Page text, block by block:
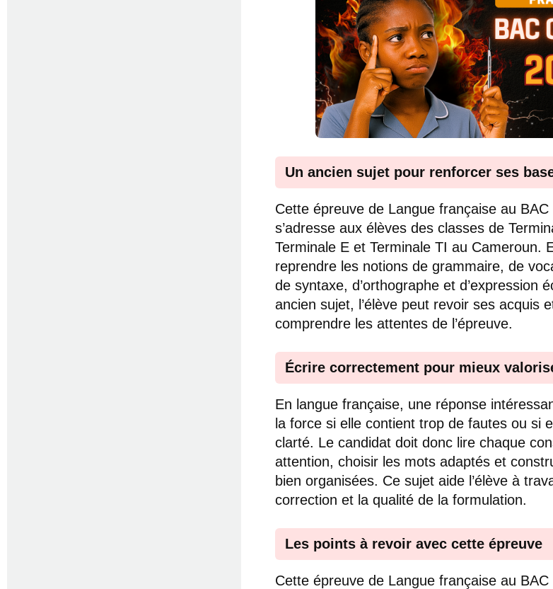
Un ancien sujet pour renforcer ses
Cette épreuve de Langue française au
s’adresse aux élèves des classes de
Terminale E et Terminale TI au Cameroun.
reprendre les notions de grammaire, de
de syntaxe, d’orthographe et d’expression
ancien sujet, l’élève peut revoir ses acquis
comprendre les attentes de l’épreuve.
Écrire correctement pour mieux
En langue française, une réponse
la force si elle contient trop de fautes ou si
clarté. Le candidat doit donc lire chaque
attention, choisir les mots adaptés et
bien organisées. Ce sujet aide l’élève à
correction et la qualité de la formulation.
Les points à revoir avec cette épreuve
Cette épreuve de Langue française au